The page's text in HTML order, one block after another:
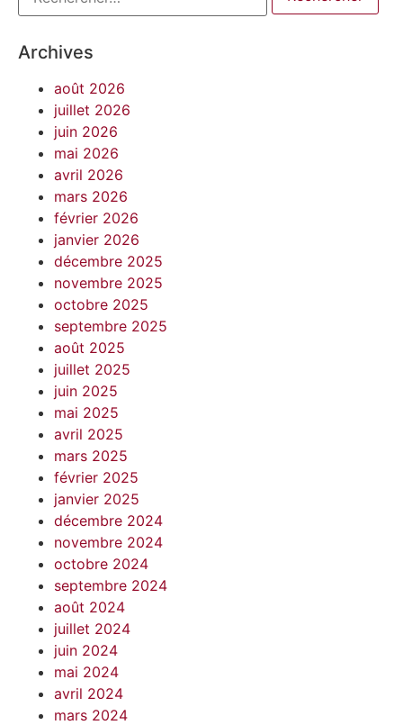
Archives
août 2026
juillet 2026
juin 2026
mai 2026
avril 2026
mars 2026
février 2026
janvier 2026
décembre 2025
novembre 2025
octobre 2025
septembre 2025
août 2025
juillet 2025
juin 2025
mai 2025
avril 2025
mars 2025
février 2025
janvier 2025
décembre 2024
novembre 2024
octobre 2024
septembre 2024
août 2024
juillet 2024
juin 2024
mai 2024
avril 2024
mars 2024